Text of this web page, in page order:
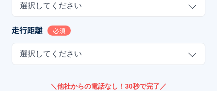
選択してください
走行距離 必須
選択してください
＼他社からの電話なし！30秒で完了／